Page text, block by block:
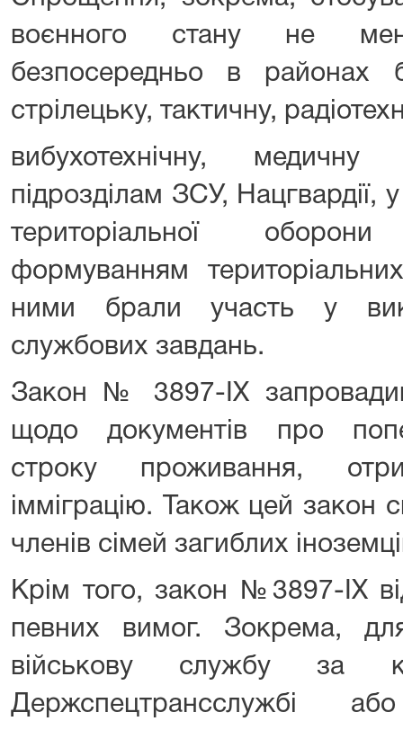
воєнного стану не
безпосередньо в районах
стрілецьку, тактичну,
вибухотехнічну,
підрозділам ЗСУ, Нацгвардії,
територіальної
формуванням
ними брали участь у
службових завдань.
Закон № 3897-IX
щодо документів про
строку проживання,
імміграцію. Також цей закон
членів сімей загиблих
Крім того, закон №3897-IX
певних вимог. Зокрема,
військову службу за
Держспецтрансслужбі